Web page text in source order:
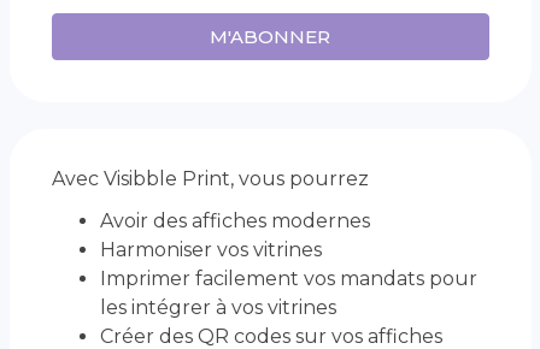
M'ABONNER
Avec Visibble Print, vous pourrez
Avoir des affiches modernes
Harmoniser vos vitrines
Imprimer facilement vos mandats pour
les intégrer à vos vitrines
Créer des QR codes sur vos affiches